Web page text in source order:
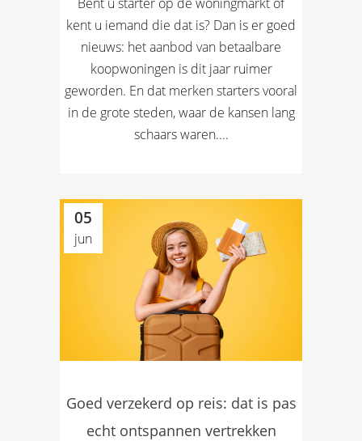
kent u iemand die dat is? Dan is er goed
nieuws: het aanbod van betaalbare
koopwoningen is dit jaar ruimer
geworden. En dat merken starters vooral
in de grote steden, waar de kansen lang
schaars waren....
05
jun
Goed verzekerd op reis: dat is pas
echt ontspannen vertrekken